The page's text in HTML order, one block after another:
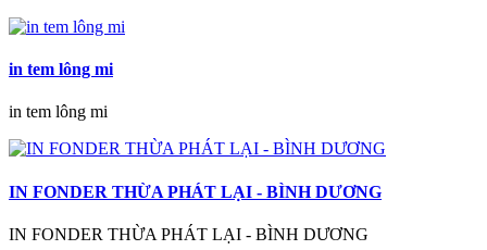
in tem lông mi
in tem lông mi
IN FONDER THỪA PHÁT LẠI - BÌNH DƯƠNG
IN FONDER THỪA PHÁT LẠI - BÌNH DƯƠNG